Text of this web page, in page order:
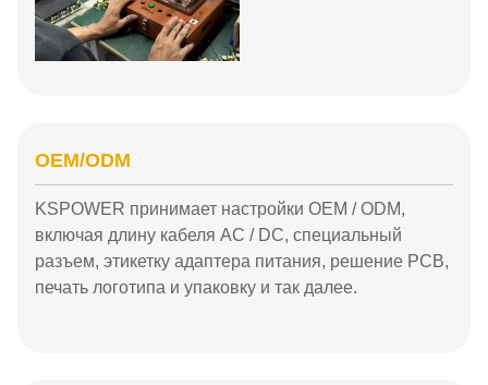
OEM/ODM
KSPOWER принимает настройки OEM / ODM,
включая длину кабеля AC / DC, специальный
разъем, этикетку адаптера питания, решение PCB,
печать логотипа и упаковку и так далее.